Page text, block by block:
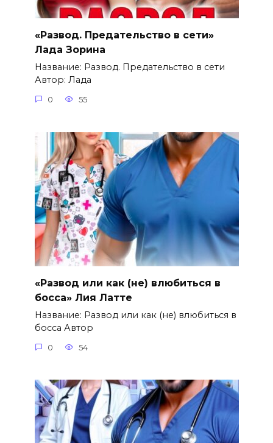
«Развод. Предательство в сети»
Лада Зорина
Название: Развод. Предательство в сети
Автор: Лада
0 55
«Развод или как (не) влюбиться в
босса» Лия Латте
Название: Развод или как (не) влюбиться в
босса Автор
0 54